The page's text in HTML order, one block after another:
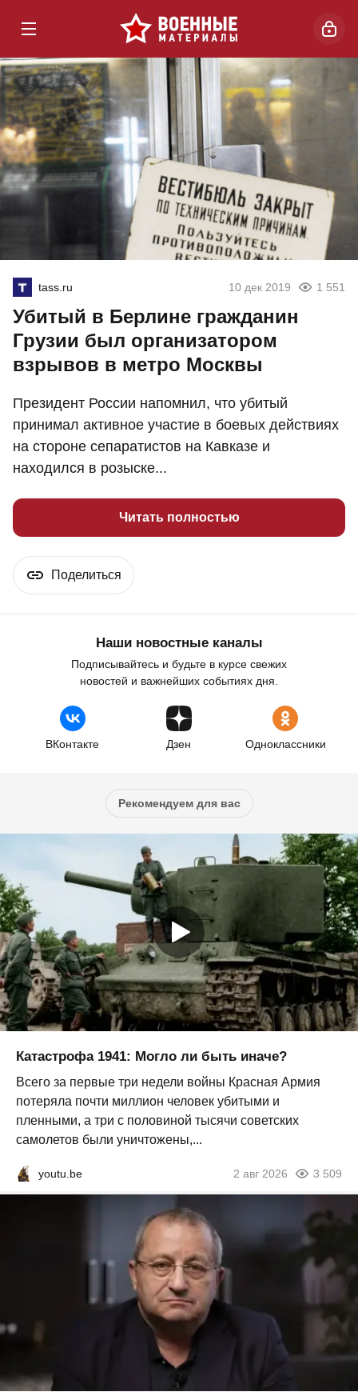
tass.ru 10 дек 2019 1 551
Убитый в Берлине гражданин
Грузии был организатором
взрывов в метро Москвы
Президент России напомнил, что убитый
принимал активное участие в боевых действиях
на стороне сепаратистов на Кавказе и
находился в розыске...
Читать полностью
Поделиться
Наши новостные каналы
Подписывайтесь и будьте в курсе свежих
новостей и важнейших событиях дня.
ВКонтакте Дзен Одноклассники
Рекомендуем для вас
Катастрофа 1941: Могло ли быть иначе?
Всего за первые три недели войны Красная Армия
потеряла почти миллион человек убитыми и
пленными, а три с половиной тысячи советских
самолетов были уничтожены,...
youtu.be 2 авг 2026 3 509